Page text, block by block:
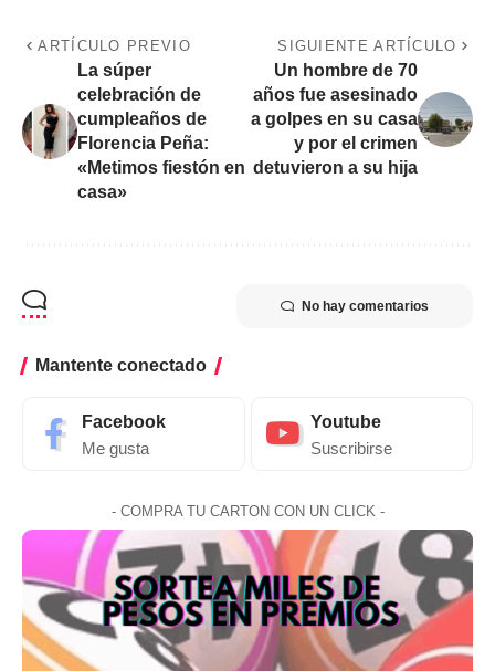
ARTÍCULO PREVIO
La súper
celebración de
cumpleaños de
Florencia Peña:
«Metimos fiestón en
casa»
SIGUIENTE ARTÍCULO
Un hombre de 70
años fue asesinado
a golpes en su casa
y por el crimen
detuvieron a su hija
No hay comentarios
Mantente conectado
Facebook
Me gusta
Youtube
Suscribirse
- COMPRA TU CARTON CON UN CLICK -